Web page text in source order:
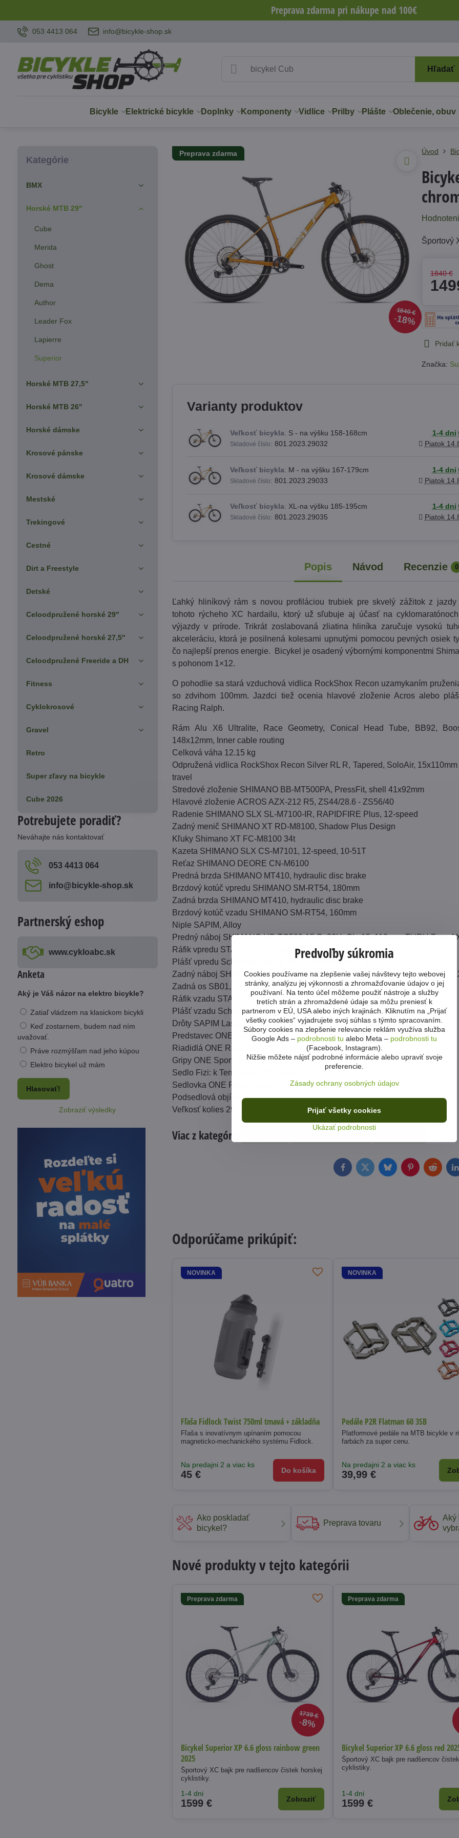
Preprava zdarma pri nákupe nad 100€
053 4413 064 info@bicykle-shop.sk
Hľadať
Bicykle Elektrické bicykle Doplnky Komponenty Vidlice Prilby Plášte Oblečenie, obuv
Preprava zdarma
1840 €
18%
Úvod
Športový
1840 €
Pridať
Značka:
Varianty produktov
Veľkosť bicykla: S - na výšku 158-168cm
Skladové číslo:801.2023.29032
1-4 dni
Piatok
Veľkosť bicykla: M - na výšku 167-179cm
Skladové číslo:801.2023.29033
1-4 dni
Piatok
Veľkosť bicykla: XL-na výšku 185-195cm
Skladové číslo:801.2023.29035
1-4 dni
Piatok
Popis Návod Recenzie 0
Ľahký hliníkový rám s novou profiláciou trubiek pre skvelý zážitok z
tohoto rýcheho XC hardailu, ktorý už sľubuje aj účasť na
výjazdy v prírode. Trikrát zoslabovaná zliatina hliníka zaručuje vysokú
akceleráciu, ktorá je posilnená kolesami upnutými pomocou pevných osiek
čo najlepší prenos energie. Bicykel je osadený výbornými komponentmi
s pohonom 1×12.
O pohodlie sa stará vzduchová vidlica RockShox Recon uzamykaním
so zdvihom 100mm. Jazdci tiež ocenia hlavové zloženie Acros alebo
Racing Ralph.
Rám Alu X6 Ultralite, Race Geometry, Conical Head Tube, BB92,
148x12mm, Inner cable routing
Celková váha 12.15 kg
Odpružená vidlica RockShox Recon Silver RL R, Tapered, SoloAir,
travel
Stredové zloženie SHIMANO BB-MT500PA, PressFit, shell 41x92mm
Hlavové zloženie ACROS AZX-212 R5, ZS44/28.6 - ZS56/40
Radenie SHIMANO SLX SL-M7100-IR, RAPIDFIRE Plus, 12-speed
Zadný menič SHIMANO XT RD-M8100, Shadow Plus Design
Kľuky Shimano XT FC-M8100 34t
Kazeta SHIMANO SLX CS-M7101, 12-speed, 10-51T
Reťaz SHIMANO DEORE CN-M6100
Predná brzda SHIMANO MT410, hydraulic disc brake
Brzdový kotúč vpredu SHIMANO SM-RT54, 180mm
Zadná brzda SHIMANO MT410, hydraulic disc brake
Brzdový kotúč vzadu SHIMANO SM-RT54, 160mm
Niple SAPIM, Alloy
Predný náboj SHIMANO HB-TC500-15-B, 32H, CL, 15x110mm, THRU Type
Ráfik vpredu STARS J25D, Disc, 32H
Plášť vpredu Schwalbe Racing Ralph Performance, 29x2.25", ADDIX
Zadný náboj SHIMANO FH-TC500-MS-B, 32H, CL, 12X148mm, THRU Type
Zadná os SB01, TA12x171.5, M12xP1.5x15.5L, Black
Ráfik vzadu STARS J25D, Disc, 32H
Plášť vzadu Schwalbe Racing Ralph Performance, 29x2.25", ADDIX
Drôty SAPIM Laser/Race, Stainless Black
Predstavec ONE Race, Alloy, 31,8 mm, -7
Riadidlá ONE Race, Alloy, 5mm rise, 31.8mm
Gripy ONE Sport, Lock-On
Sedlo Fizi: k Terra Aidon X5, Alloy
Sedlovka ONE Race, Alloy, 27.2mm
Podsedlová objímka ONE CC-904A, 31.8mm, Full CNC mahined, Black
Veľkosť kolies 29
Viac z kategórie
FacebookTwitterBlueskyPinterestReddit
Odporúčame prikúpiť:
NOVINKA
Fľaša Fidlock Twist 750ml tmavá + základňa
Fľaša s inovatívnym upínaním pomocou
magneticko-mechanického systému Fidlock.
Na predajni 2 a viac ks
45 € Do košíka
NOVINKA
Pedále P2R Flatman 60 3SB
Platformové pedále na MTB bicykle v
farbách za super cenu.
Na predajni 2 a viac ks
39,99 €
Ako poskladať
bicykel?
Preprava tovaru
Aký
Nové produkty v tejto kategórii
1739 €
8%
Preprava zdarma
Bicykel Superior XP 6.6 gloss rainbow green
2025
Športový XC bajk pre nadšencov čistek horskej
cyklistiky.
1-4 dni
1599 € Zobraziť
Preprava zdarma
Bicykel Superior XP 6.6 gloss red
Športový XC bajk pre nadšencov
cyklistiky.
1-4 dni
1599 €
Kategórie
BMX
Horské MTB 29"
Cube
Merida
Ghost
Dema
Author
Leader Fox
Lapierre
Superior
Horské MTB 27,5"
Horské MTB 26"
Horské dámske
Krosové pánske
Krosové dámske
Mestské
Trekingové
Cestné
Dirt a Freestyle
Detské
Celoodpružené horské 29"
Celoodpružené horské 27,5"
Celoodpružené Freeride a DH
Fitness
Cyklokrosové
Gravel
Retro
Super zľavy na bicykle
Cube 2026
Potrebujete poradiť?
Neváhajte nás kontaktovať
053 4413 064
info​@bicykle-shop​.sk
Partnerský eshop
www​.cykloabc​.sk
Anketa
Aký je Váš názor na elektro bicykle?
Zatiaľ vládzem na klasickom bicykli
Keď zostarnem, budem nad ním
uvažovať.
Práve rozmýšľam nad jeho kúpou
Elektro bicykel už mám
Hlasovať!
Zobraziť výsledky
Predvoľby súkromia
Cookies používame na zlepšenie vašej návštevy tejto webovej
stránky, analýzu jej výkonnosti a zhromažďovanie údajov o jej
používaní. Na tento účel môžeme použiť nástroje a služby
tretích strán a zhromaždené údaje sa môžu preniesť k
partnerom v EÚ, USA alebo iných krajinách. Kliknutím na „Prijať
všetky cookies“ vyjadrujete svoj súhlas s týmto spracovaním.
Súbory cookies na zlepšenie relevancie reklám využíva služba
Google Ads – podrobnosti tu alebo Meta – podrobnosti tu
(Facebook, Instagram).
Nižšie môžete nájsť podrobné informácie alebo upraviť svoje
preferencie.
Zásady ochrany osobných údajov
Ukázať podrobnosti
Prijať všetky cookies